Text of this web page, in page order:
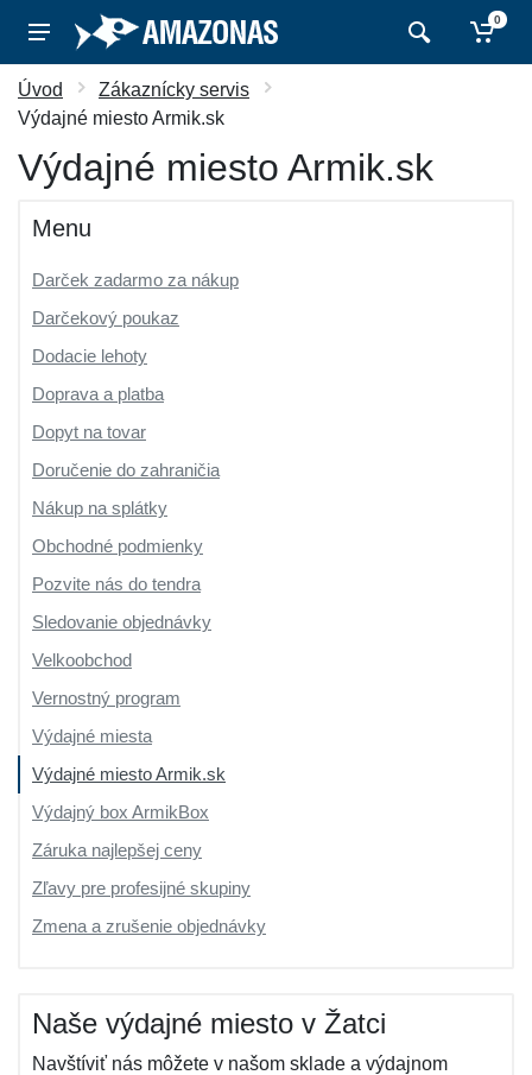
0
Úvod
Zákaznícky servis
Výdajné miesto Armik.sk
Výdajné miesto Armik.sk
Menu
Darček zadarmo za nákup
Darčekový poukaz
Dodacie lehoty
Doprava a platba
Dopyt na tovar
Doručenie do zahraničia
Nákup na splátky
Obchodné podmienky
Pozvite nás do tendra
Sledovanie objednávky
Velkoobchod
Vernostný program
Výdajné miesta
Výdajné miesto Armik.sk
Výdajný box ArmikBox
Záruka najlepšej ceny
Zľavy pre profesijné skupiny
Zmena a zrušenie objednávky
Naše výdajné miesto v Žatci
Navštíviť nás môžete v našom sklade a výdajnom